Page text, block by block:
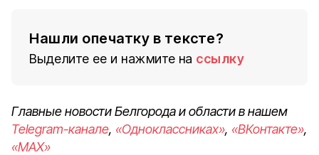
Нашли опечатку в тексте?
Выделите ее и нажмите на ссылку
Главные новости Белгорода и области в нашем
Telegram-канале, «Одноклассниках», «ВКонтакте»,
«MAX»